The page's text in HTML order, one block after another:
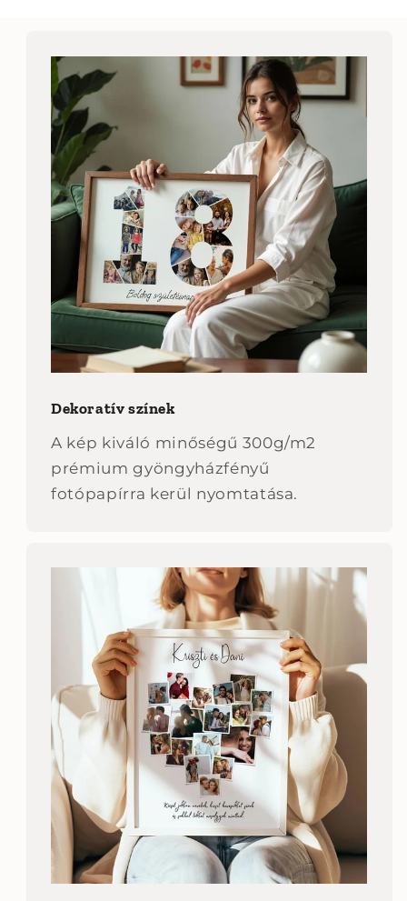
Dekoratív színek
A kép kiváló minőségű 300g/m2
prémium gyöngyházfényű
fotópapírra kerül nyomtatása.